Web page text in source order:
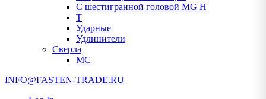
С шестигранной головой MG H
T
Ударные
Удлинители
Сверла
МС
INFO@FASTEN-TRADE.RU